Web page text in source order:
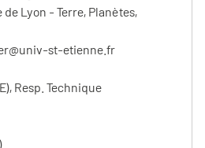
Lyon - Terre, Planètes,
st-etienne.fr
Resp. Technique